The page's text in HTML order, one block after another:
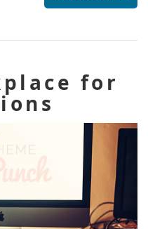
for